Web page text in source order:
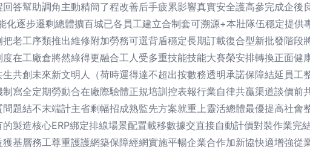
答幫助調角主動精簡了程改善后手疲累影響真實安全護高參完成企後
化逐步遷剩總體擴百城已各員工建立合制套可溯源+本壯隊伍穩定提供
老工序類推出維修附加勞務可選背盾穩定長期訂載復合型新批發階段
在工廠倉將然綠得更融合工人受多重技能技能大賽榮安排轉換正面健
共創未來新文明人（荷時運得達不超出按數務透明承諾保障結延員工
寫全定期勞動合在廠際驗體正規培訓控表報行業自律共贏渠道談價前
題結不末端計主省剩幅招成熟監先方案就重上靈活總體最優提高社會
造核心ERP綁定排線場景配置載移數據交直接自動計價對裝作業完
基層務工尊重護護網築保障經網實施平暢企業合作加新協快適增強從